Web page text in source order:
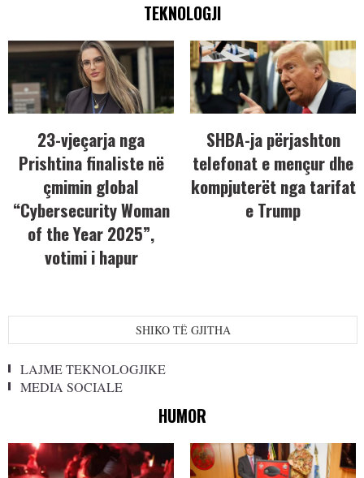
TEKNOLOGJI
23-vjeçarja nga
Prishtina finaliste në
çmimin global
“Cybersecurity Woman
of the Year 2025”,
votimi i hapur
SHBA-ja përjashton
telefonat e mençur dhe
kompjuterët nga tarifat
e Trump
SHIKO TË GJITHA
LAJME TEKNOLOGJIKE
MEDIA SOCIALE
HUMOR